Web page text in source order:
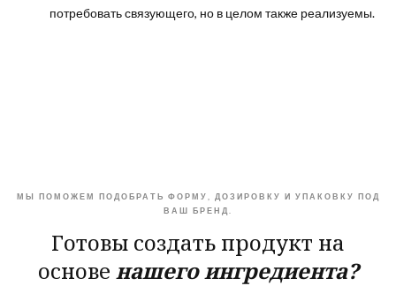
потребовать связующего, но в целом также реализуемы.
МЫ ПОМОЖЕМ ПОДОБРАТЬ ФОРМУ, ДОЗИРОВКУ И УПАКОВКУ ПОД
ВАШ БРЕНД.
Готовы создать продукт на
основе нашего ингредиента?